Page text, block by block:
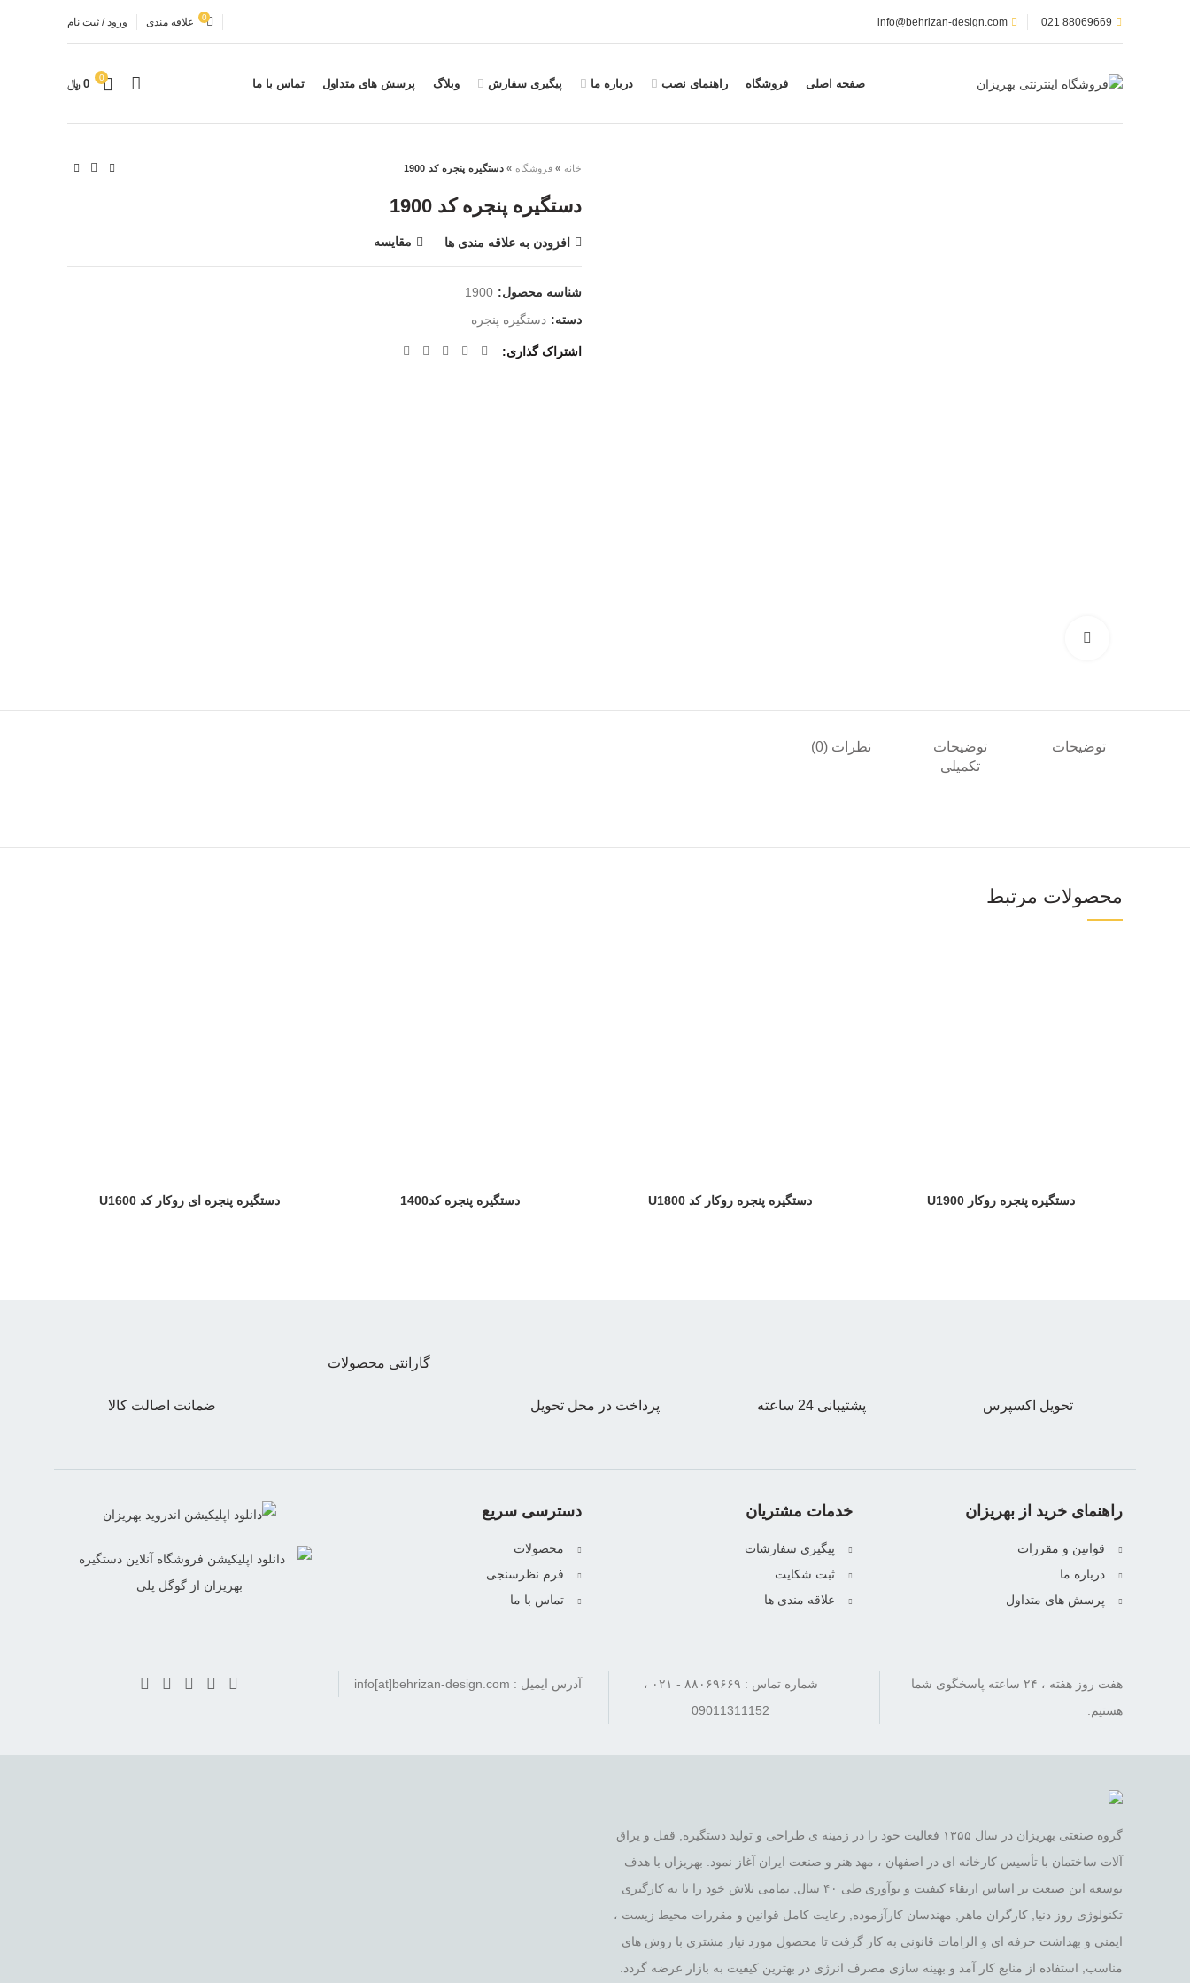
88069669 021
info@behrizan-design.com
0 علاقه مندی ورود / ثبت نام
صفحه اصلی فروشگاه راهنمای نصب درباره ما پیگیری سفارش وبلاگ پرسش های متداول تماس با ما 0
0 ﷼
خانه »فروشگاه »دستگیره پنجره کد 1900
دستگیره پنجره کد 1900
افزودن به علاقه مندی ها مقایسه
شناسه محصول: 1900
دسته: دستگیره پنجره
اشتراک گذاری
توضیحات
توضیحات
تکمیلی
نظرات (0)
محصولات مرتبط
دستگیره پنجره روکار U1900 دستگیره پنجره روکار کد U1800 دستگیره پنجره کد1400 دستگیره پنجره ای روکار کد U1600
ضمانت اصالت کالا
گارانتی محصولات
پرداخت در محل تحویل پشتیبانی 24 ساعته تحویل اکسپرس
دسترسی سریع
محصولات
فرم نظرسنجی
تماس با ما
خدمات مشتریان
پیگیری سفارشات
ثبت شکایت
علاقه مندی ها
راهنمای خرید از بهریزان
قوانین و مقررات
درباره ما
پرسش های متداول
آدرس ایمیل : info[at]behrizan-design.com
شماره تماس : ۸۸۰۶۹۶۶۹ - ۰۲۱ ،
09011311152
هفت روز هفته ، ۲۴ ساعته پاسخگوی شما
هستیم.
گروه صنعتی بهریزان در سال ۱۳۵۵ فعالیت خود را در زمینه ی طراحی و تولید دستگیره, قفل و یراق
آلات ساختمان با تأسیس کارخانه ای در اصفهان ، مهد هنر و صنعت ایران آغاز نمود. بهریزان با هدف
توسعه این صنعت بر اساس ارتقاء کیفیت و نوآوری طی ۴۰ سال, تمامی تلاش خود را با به کارگیری
تکنولوژی روز دنیا, کارگران ماهر, مهندسان کارآزموده, رعایت کامل قوانین و مقررات محیط زیست ،
ایمنی و بهداشت حرفه ای و الزامات قانونی به کار گرفت تا محصول مورد نیاز مشتری با روش های
مناسب, استفاده از منابع کار آمد و بهینه سازی مصرف انرژی در بهترین کیفیت به بازار عرضه گردد.